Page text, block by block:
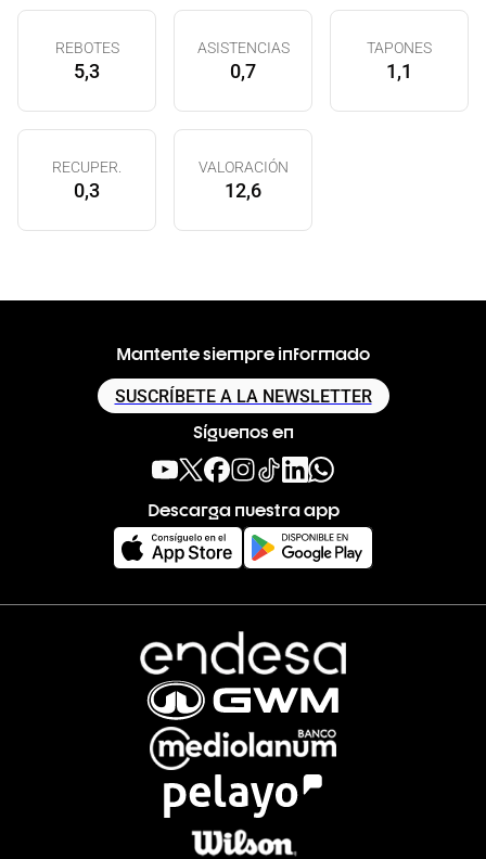
REBOTES
5,3
ASISTENCIAS
0,7
TAPONES
1,1
RECUPER.
0,3
VALORACIÓN
12,6
Mantente siempre informado
SUSCRÍBETE A LA NEWSLETTER
Síguenos en
Descarga nuestra app